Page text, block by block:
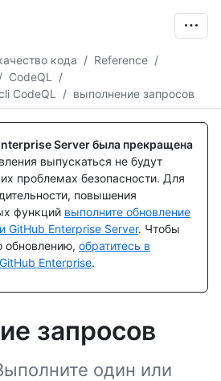
кода / Reference /
/ CodeQL
/
CodeQL
/ выполнение запросов
Server была прекращена
выпускаться не будут
проблемах безопасности. Для
повышения
функций выполните обновление
GitHub Enterprise Server. Чтобы
обновлению, обратитесь в
Enterprise.
запросов
один или